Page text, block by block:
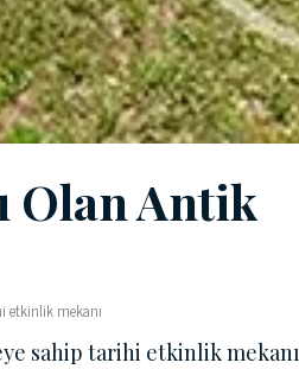
Olan Antik
etkinlik mekanı
sahip tarihi etkinlik mekanı